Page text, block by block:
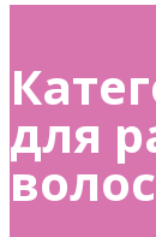
для
волос